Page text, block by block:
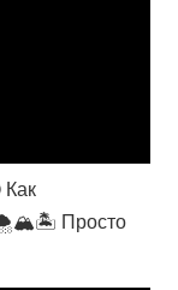
Просто